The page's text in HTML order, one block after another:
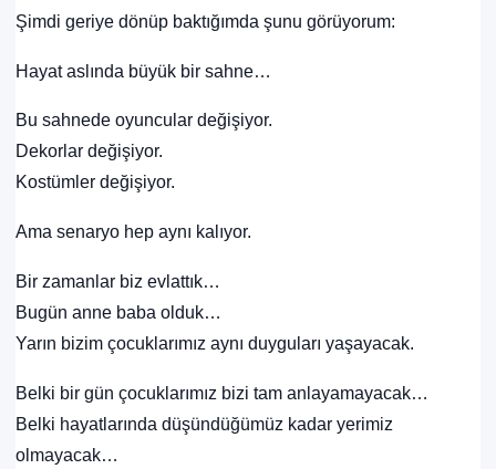
Şimdi geriye dönüp baktığımda şunu görüyorum:
Hayat aslında büyük bir sahne…
Bu sahnede oyuncular değişiyor.
Dekorlar değişiyor.
Kostümler değişiyor.
Ama senaryo hep aynı kalıyor.
Bir zamanlar biz evlattık…
Bugün anne baba olduk…
Yarın bizim çocuklarımız aynı duyguları yaşayacak.
Belki bir gün çocuklarımız bizi tam anlayamayacak…
Belki hayatlarında düşündüğümüz kadar yerimiz
olmayacak…